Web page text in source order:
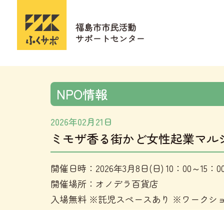
NPO情報
2026年02月21日
ミモザ香る街かど女性起業マル
開催日時：2026年3月8日(日) 10：00～15：
開催場所：オノデラ百貨店
入場無料 ※託児スペースあり ※ワークシ